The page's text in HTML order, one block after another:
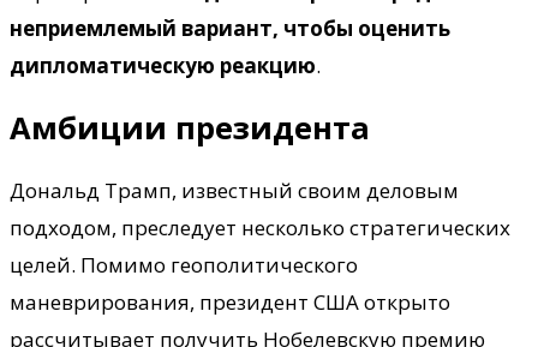
неприемлемый вариант, чтобы оценить
дипломатическую реакцию.
Амбиции президента
Дональд Трамп, известный своим деловым
подходом, преследует несколько стратегических
целей. Помимо геополитического
маневрирования, президент США открыто
рассчитывает получить Нобелевскую премию